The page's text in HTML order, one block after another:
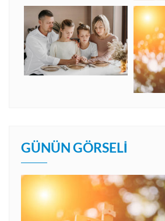
GÜNÜN GÖRSELI